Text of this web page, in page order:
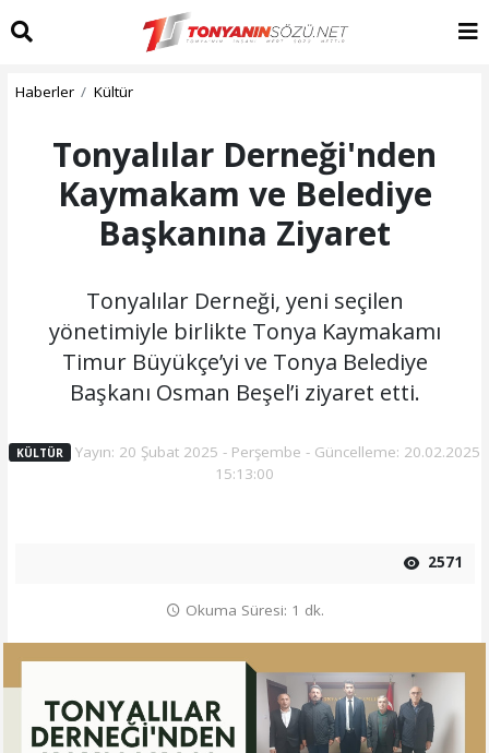
Haberler Kültür
Tonyalılar Derneği'nden
Kaymakam ve Belediye
Başkanına Ziyaret
Tonyalılar Derneği, yeni seçilen
yönetimiyle birlikte Tonya Kaymakamı
Timur Büyükçe’yi ve Tonya Belediye
Başkanı Osman Beşel’i ziyaret etti.
KÜLTÜR Yayın: 20 Şubat 2025 - Perşembe - Güncelleme: 20.02.2025
15:13:00
2571
Okuma Süresi: 1 dk.